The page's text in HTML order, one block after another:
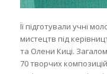
Її підготували учні
мистецтв під
та Олени Киці.
70 творчих